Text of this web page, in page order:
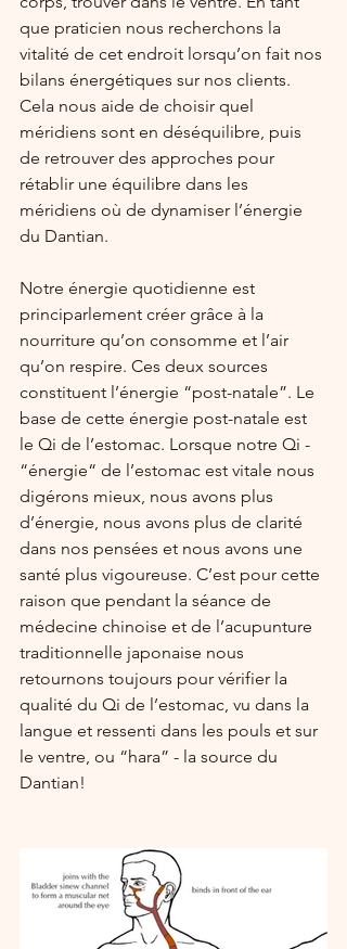
que praticien nous recherchons la
vitalité de cet endroit lorsqu’on fait nos
bilans énergétiques sur nos clients.
Cela nous aide de choisir quel
méridiens sont en déséquilibre, puis
de retrouver des approches pour
rétablir une équilibre dans les
méridiens où de dynamiser l’énergie
du Dantian.
Notre énergie quotidienne est
principarlement créer grâce à la
nourriture qu’on consomme et l’air
qu’on respire. Ces deux sources
constituent l’énergie “post-natale”. Le
base de cette énergie post-natale est
le Qi de l’estomac. Lorsque notre Qi -
“énergie“ de l’estomac est vitale nous
digérons mieux, nous avons plus
d’énergie, nous avons plus de clarité
dans nos pensées et nous avons une
santé plus vigoureuse. C’est pour cette
raison que pendant la séance de
médecine chinoise et de l’acupunture
traditionnelle japonaise nous
retournons toujours pour vérifier la
qualité du Qi de l’estomac, vu dans la
langue et ressenti dans les pouls et sur
le ventre, ou “hara” - la source du
Dantian!